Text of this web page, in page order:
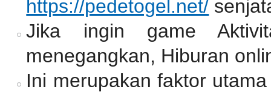
https://pedetogel.net/
Jika ingin game
menegangkan, Hiburan
Ini merupakan faktor